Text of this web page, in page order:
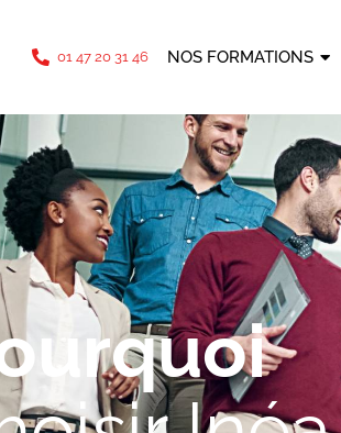
01 47 20 31 46 NOS FORMATIONS